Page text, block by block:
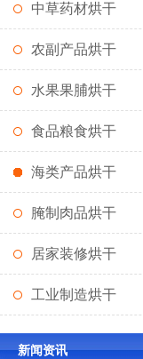
中草药材烘干
农副产品烘干
水果果脯烘干
食品粮食烘干
海类产品烘干
腌制肉品烘干
居家装修烘干
工业制造烘干
新闻资讯